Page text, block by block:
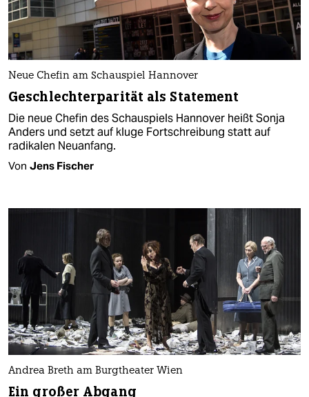
Neue Chefin am Schauspiel Hannover
Geschlechterparität als Statement
Die neue Chefin des Schauspiels Hannover heißt Sonja
Anders und setzt auf kluge Fortschreibung statt auf
radikalen Neuanfang.
Von Jens Fischer
Andrea Breth am Burgtheater Wien
Ein großer Abgang